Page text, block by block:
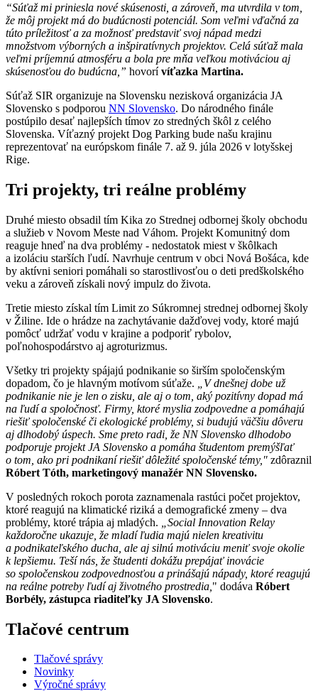
“Súťaž mi priniesla nové skúsenosti, a zároveň, ma utvrdila v tom,
že môj projekt má do budúcnosti potenciál. Som veľmi vďačná za
túto príležitosť a za možnosť predstaviť svoj nápad medzi
množstvom výborných a inšpiratívnych projektov. Celá súťaž mala
veľmi príjemnú atmosféru a bola pre mňa veľkou motiváciou aj
skúsenosťou do budúcna,” hovorívíťazka Martina.
Súťaž SIR organizuje na Slovensku nezisková organizácia JA
Slovensko s podporou NN Slovensko. Do národného finále
postúpilo desať najlepších tímov zo stredných škôl z celého
Slovenska. Víťazný projekt Dog Parking bude našu krajinu
reprezentovať na európskom finále 7. až 9. júla 2026 v lotyšskej
Rige.
Tri projekty, tri reálne problémy
Druhé miesto obsadil tím Kika zo Strednej odbornej školy obchodu
a služieb v Novom Meste nad Váhom. Projekt Komunitný dom
reaguje hneď na dva problémy - nedostatok miest v škôlkach
a izoláciu starších ľudí. Navrhuje centrum v obci Nová Bošáca, kde
by aktívni seniori pomáhali so starostlivosťou o deti predškolského
veku a zároveň získali nový impulz do života.
Tretie miesto získal tím Limit zo Súkromnej strednej odbornej školy
v Žiline. Ide o hrádze na zachytávanie dažďovej vody, ktoré majú
pomôcť udržať vodu v krajine a podporiť rybolov,
poľnohospodárstvo aj agroturizmus.
Všetky tri projekty spájajú podnikanie so širším spoločenským
dopadom, čo je hlavným motívom súťaže.
„V dnešnej dobe už
podnikanie nie je len o zisku, ale aj o tom, aký pozitívny dopad má
na ľudí a spoločnosť. Firmy, ktoré myslia zodpovedne a pomáhajú
riešiť spoločenské či ekologické problémy, si budujú väčšiu dôveru
aj dlhodobý úspech. Sme preto radi, že NN Slovensko dlhodobo
podporuje projekt JA Slovensko a pomáha študentom premýšľať
o tom, ako pri podnikaní riešiť dôležité spoločenské témy," zdôraznil
Róbert Tóth, marketingový manažér NN Slovensko.
V posledných rokoch porota zaznamenala rastúci počet projektov,
ktoré reagujú na klimatické riziká a demografické zmeny – dva
problémy, ktoré trápia aj mladých.
„Social Innovation Relay
každoročne ukazuje, že mladí ľudia majú nielen kreativitu
a podnikateľského ducha, ale aj silnú motiváciu meniť svoje okolie
k lepšiemu. Teší nás, že študenti dokážu prepájať inovácie
so spoločenskou zodpovednosťou a prinášajú nápady, ktoré reagujú
na reálne potreby ľudí aj životného prostredia, " dodáva Róbert
Borbély, zástupca riaditeľky JA Slovensko.
Tlačové centrum
Tlačové správy
Novinky
Výročné správy